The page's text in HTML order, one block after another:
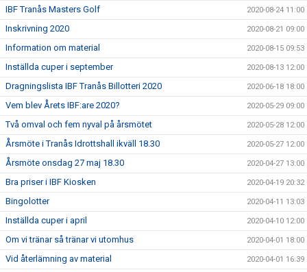
IBF Tranås Masters Golf 2020-08-24 11:00
Inskrivning 2020 2020-08-21 09:00
Information om material 2020-08-15 09:53
Inställda cuper i september 2020-08-13 12:00
Dragningslista IBF Tranås Billotteri 2020 2020-06-18 18:00
Vem blev Årets IBF:are 2020? 2020-05-29 09:00
Två omval och fem nyval på årsmötet 2020-05-28 12:00
Årsmöte i Tranås Idrottshall ikväll 18.30 2020-05-27 12:00
Årsmöte onsdag 27 maj 18.30 2020-04-27 13:00
Bra priser i IBF Kiosken 2020-04-19 20:32
Bingolotter 2020-04-11 13:03
Inställda cuper i april 2020-04-10 12:00
Om vi tränar så tränar vi utomhus 2020-04-01 18:00
Vid återlämning av material 2020-04-01 16:39